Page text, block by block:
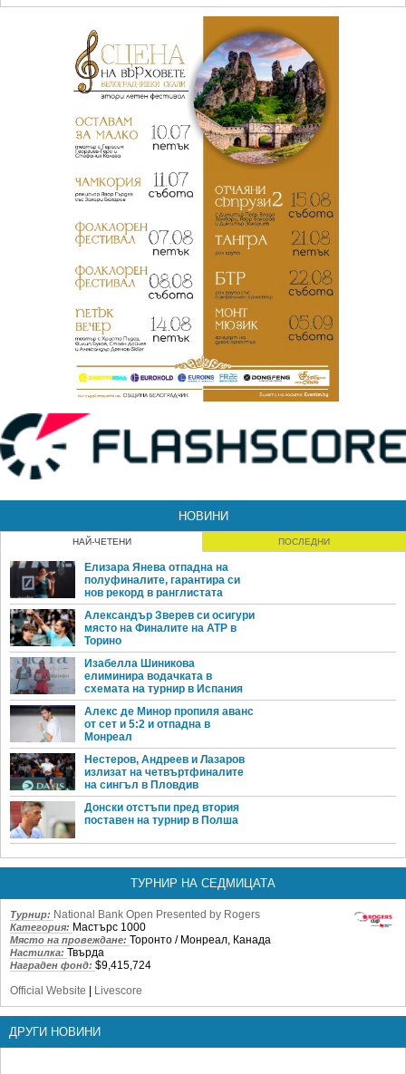
НОВИНИ
НАЙ-ЧЕТЕНИ ПОСЛЕДНИ
Елизара Янева отпадна на
полуфиналите, гарантира си
нов рекорд в ранглистата
Александър Зверев си осигури
място на Финалите на ATP в
Торино
Изабелла Шиникова
елиминира водачката в
схемата на турнир в Испания
Алекс де Минор пропиля аванс
от сет и 5:2 и отпадна в
Монреал
Нестеров, Андреев и Лазаров
излизат на четвъртфиналите
на сингъл в Пловдив
Донски отстъпи пред втория
поставен на турнир в Полша
ТУРНИР НА СЕДМИЦАТА
Турнир: National Bank Open Presented by Rogers
Категория: Мастърс 1000
Място на провеждане: Торонто / Монреал, Канада
Настилка: Твърда
Награден фонд: $9,415,724
Official Website | Livescore
ДРУГИ НОВИНИ